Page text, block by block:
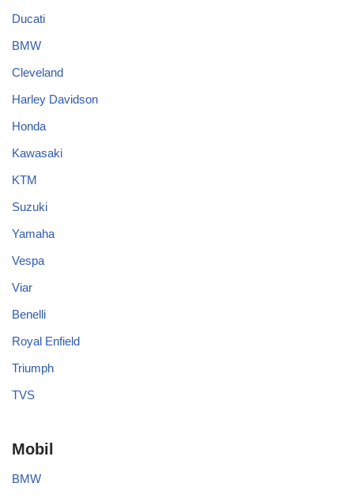
Ducati
BMW
Cleveland
Harley Davidson
Honda
Kawasaki
KTM
Suzuki
Yamaha
Vespa
Viar
Benelli
Royal Enfield
Triumph
TVS
Mobil
BMW